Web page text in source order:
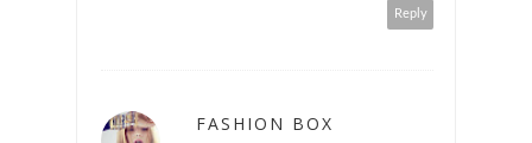
Reply
FASHION BOX